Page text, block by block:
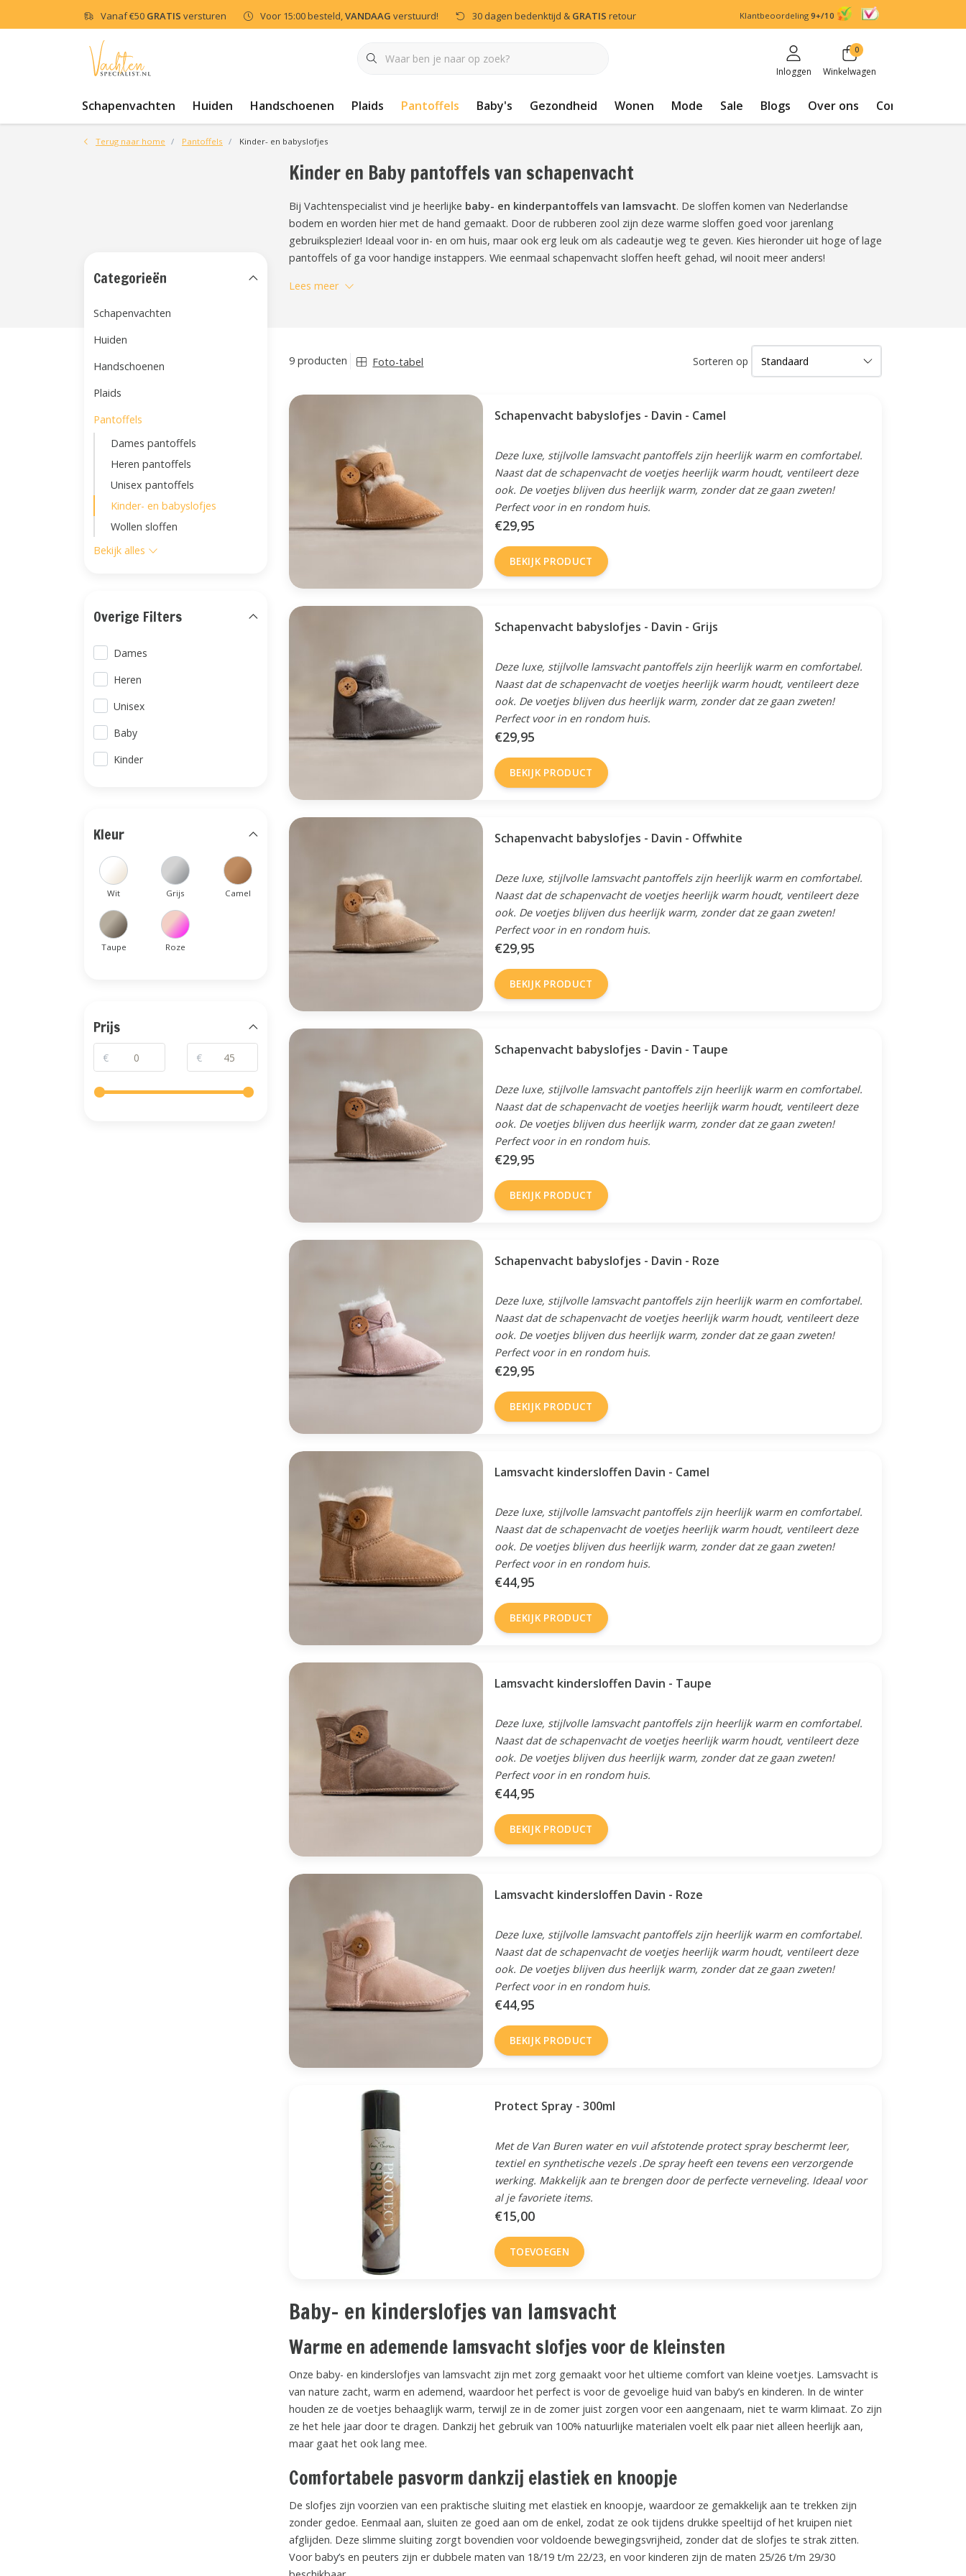
Vanaf€50 GRATIS versturen Voor 15:00 besteld,VANDAAG verstuurd! 30 dagen bedenktijd & GRATIS retour Klantbeoordeling 9+/10
Inloggen
0
Winkelwagen
Schapenvachten Huiden Handschoenen Plaids Pantoffels Baby's Gezondheid Wonen Mode Sale Blogs Over ons Contact
Terug naar home Pantoffels Kinder- en babyslofjes
Kinder en Baby pantoffels van schapenvacht
Bij Vachtenspecialist vind je heerlijke baby- en kinderpantoffels van lamsvacht. De sloffen komen van Nederlandse
bodem en worden hier met de hand gemaakt. Door de rubberen zool zijn deze warme sloffen goed voor jarenlang
gebruiksplezier! Ideaal voor in- en om huis, maar ook erg leuk om als cadeautje weg te geven. Kies hieronder uit hoge of lage
pantoffels of ga voor handige instappers. Wie eenmaal schapenvacht sloffen heeft gehad, wil nooit meer anders!
Lees meer
9 producten Foto-tabel Sorteren op
Schapenvacht babyslofjes - Davin - Camel
Deze luxe, stijlvolle lamsvacht pantoffels zijn heerlijk warm en comfortabel.
Naast dat de schapenvacht de voetjes heerlijk warm houdt, ventileert deze
ook. De voetjes blijven dus heerlijk warm, zonder dat ze gaan zweten!
Perfect voor in en rondom huis.
€29,95
BEKIJK PRODUCT
Schapenvacht babyslofjes - Davin - Grijs
Deze luxe, stijlvolle lamsvacht pantoffels zijn heerlijk warm en comfortabel.
Naast dat de schapenvacht de voetjes heerlijk warm houdt, ventileert deze
ook. De voetjes blijven dus heerlijk warm, zonder dat ze gaan zweten!
Perfect voor in en rondom huis.
€29,95
BEKIJK PRODUCT
Schapenvacht babyslofjes - Davin - Offwhite
Deze luxe, stijlvolle lamsvacht pantoffels zijn heerlijk warm en comfortabel.
Naast dat de schapenvacht de voetjes heerlijk warm houdt, ventileert deze
ook. De voetjes blijven dus heerlijk warm, zonder dat ze gaan zweten!
Perfect voor in en rondom huis.
€29,95
BEKIJK PRODUCT
Schapenvacht babyslofjes - Davin - Taupe
Deze luxe, stijlvolle lamsvacht pantoffels zijn heerlijk warm en comfortabel.
Naast dat de schapenvacht de voetjes heerlijk warm houdt, ventileert deze
ook. De voetjes blijven dus heerlijk warm, zonder dat ze gaan zweten!
Perfect voor in en rondom huis.
€29,95
BEKIJK PRODUCT
Schapenvacht babyslofjes - Davin - Roze
Deze luxe, stijlvolle lamsvacht pantoffels zijn heerlijk warm en comfortabel.
Naast dat de schapenvacht de voetjes heerlijk warm houdt, ventileert deze
ook. De voetjes blijven dus heerlijk warm, zonder dat ze gaan zweten!
Perfect voor in en rondom huis.
€29,95
BEKIJK PRODUCT
Lamsvacht kindersloffen Davin - Camel
Deze luxe, stijlvolle lamsvacht pantoffels zijn heerlijk warm en comfortabel.
Naast dat de schapenvacht de voetjes heerlijk warm houdt, ventileert deze
ook. De voetjes blijven dus heerlijk warm, zonder dat ze gaan zweten!
Perfect voor in en rondom huis.
€44,95
BEKIJK PRODUCT
Lamsvacht kindersloffen Davin - Taupe
Deze luxe, stijlvolle lamsvacht pantoffels zijn heerlijk warm en comfortabel.
Naast dat de schapenvacht de voetjes heerlijk warm houdt, ventileert deze
ook. De voetjes blijven dus heerlijk warm, zonder dat ze gaan zweten!
Perfect voor in en rondom huis.
€44,95
BEKIJK PRODUCT
Lamsvacht kindersloffen Davin - Roze
Deze luxe, stijlvolle lamsvacht pantoffels zijn heerlijk warm en comfortabel.
Naast dat de schapenvacht de voetjes heerlijk warm houdt, ventileert deze
ook. De voetjes blijven dus heerlijk warm, zonder dat ze gaan zweten!
Perfect voor in en rondom huis.
€44,95
BEKIJK PRODUCT
Protect Spray - 300ml
Met de Van Buren water en vuil afstotende protect spray beschermt leer,
textiel en synthetische vezels .De spray heeft een tevens een verzorgende
werking. Makkelijk aan te brengen door de perfecte verneveling. Ideaal voor
al je favoriete items.
€15,00
TOEVOEGEN
Baby- en kinderslofjes van lamsvacht
Warme en ademende lamsvacht slofjes voor de kleinsten
Onze baby- en kinderslofjes van lamsvacht zijn met zorg gemaakt voor het ultieme comfort van kleine voetjes. Lamsvacht is
van nature zacht, warm en ademend, waardoor het perfect is voor de gevoelige huid van baby’s en kinderen. In de winter
houden ze de voetjes behaaglijk warm, terwijl ze in de zomer juist zorgen voor een aangenaam, niet te warm klimaat. Zo zijn
ze het hele jaar door te dragen. Dankzij het gebruik van 100% natuurlijke materialen voelt elk paar niet alleen heerlijk aan,
maar gaat het ook lang mee.
Comfortabele pasvorm dankzij elastiek en knoopje
De slofjes zijn voorzien van een praktische sluiting met elastiek en knoopje, waardoor ze gemakkelijk aan te trekken zijn
zonder gedoe. Eenmaal aan, sluiten ze goed aan om de enkel, zodat ze ook tijdens drukke speeltijd of het kruipen niet
afglijden. Deze slimme sluiting zorgt bovendien voor voldoende bewegingsvrijheid, zonder dat de slofjes te strak zitten.
Voor baby’s en peuters zijn er dubbele maten van 18/19 t/m 22/23, en voor kinderen zijn de maten 25/26 t/m 29/30
Categorieën
Schapenvachten
Huiden
Handschoenen
Plaids
Pantoffels
Dames pantoffels
Heren pantoffels
Unisex pantoffels
Kinder- en babyslofjes
Wollen sloffen
Bekijk alles
Overige Filters
Dames
Heren
Unisex
Baby
Kinder
Kleur
Wit Grijs Camel
Taupe Roze
Prijs
€ €